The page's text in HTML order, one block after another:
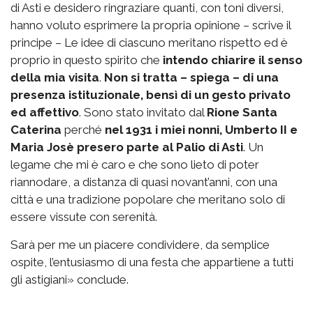
di Asti e desidero ringraziare quanti, con toni diversi,
hanno voluto esprimere la propria opinione – scrive il
principe – Le idee di ciascuno meritano rispetto ed è
proprio in questo spirito che intendo chiarire il senso
della mia visita. Non si tratta – spiega – di una
presenza istituzionale, bensì di un gesto privato
ed affettivo. Sono stato invitato dal Rione Santa
Caterina perché nel 1931 i miei nonni, Umberto II e
Maria Josè presero parte al Palio di Asti. Un
legame che mi è caro e che sono lieto di poter
riannodare, a distanza di quasi novant’anni, con una
città e una tradizione popolare che meritano solo di
essere vissute con serenità.
Sarà per me un piacere condividere, da semplice
ospite, l’entusiasmo di una festa che appartiene a tutti
gli astigiani» conclude.